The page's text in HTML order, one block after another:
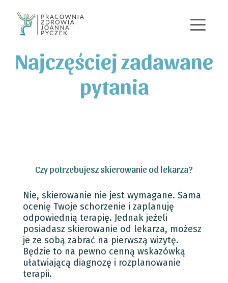
Najczęściej zadawane
pytania
Czy potrzebujesz skierowanie od lekarza?
Nie, skierowanie nie jest wymagane. Sama
ocenię Twoje schorzenie i zaplanuję
odpowiednią terapię. Jednak jeżeli
posiadasz skierowanie od lekarza, możesz
je ze sobą zabrać na pierwszą wizytę.
Będzie to na pewno cenną wskazówką
ułatwiającą diagnozę i rozplanowanie
terapii.